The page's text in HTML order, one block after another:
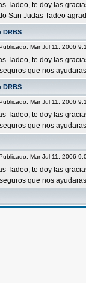
Tadeo, te doy las
San Judas Tadeo
DRBS
Mar Jul 11, 2006
Tadeo, te doy las
que nos
DRBS
Mar Jul 11, 2006
Tadeo, te doy las
que nos
Mar Jul 11, 2006
Tadeo, te doy las
que nos